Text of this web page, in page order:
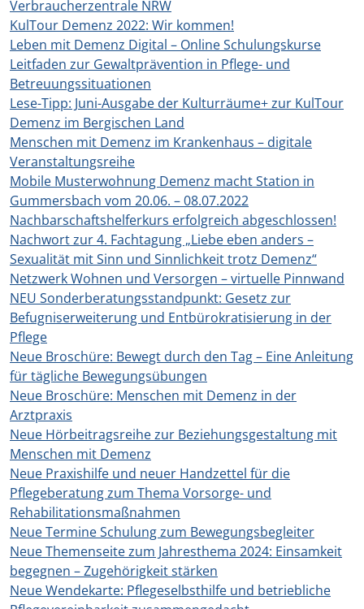
Verbraucherzentrale NRW
KulTour Demenz 2022: Wir kommen!
Leben mit Demenz Digital – Online Schulungskurse
Leitfaden zur Gewaltprävention in Pflege- und
Betreuungssituationen
Lese-Tipp: Juni-Ausgabe der Kulturräume+ zur KulTour
Demenz im Bergischen Land
Menschen mit Demenz im Krankenhaus – digitale
Veranstaltungsreihe
Mobile Musterwohnung Demenz macht Station in
Gummersbach vom 20.06. – 08.07.2022
Nachbarschaftshelferkurs erfolgreich abgeschlossen!
Nachwort zur 4. Fachtagung „Liebe eben anders –
Sexualität mit Sinn und Sinnlichkeit trotz Demenz“
Netzwerk Wohnen und Versorgen – virtuelle Pinnwand
NEU Sonderberatungsstandpunkt: Gesetz zur
Befugniserweiterung und Entbürokratisierung in der
Pflege
Neue Broschüre: Bewegt durch den Tag – Eine Anleitung
für tägliche Bewegungsübungen
Neue Broschüre: Menschen mit Demenz in der
Arztpraxis
Neue Hörbeitragsreihe zur Beziehungsgestaltung mit
Menschen mit Demenz
Neue Praxishilfe und neuer Handzettel für die
Pflegeberatung zum Thema Vorsorge- und
Rehabilitationsmaßnahmen
Neue Termine Schulung zum Bewegungsbegleiter
Neue Themenseite zum Jahresthema 2024: Einsamkeit
begegnen – Zugehörigkeit stärken
Neue Wendekarte: Pflegeselbsthilfe und betriebliche